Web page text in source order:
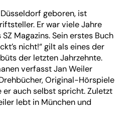
geboren, ist
Er war viele Jahre
Magazins. Sein erstes Buch
nicht!“ gilt als eines der
der letzten Jahrzehnte.
verfasst Jan Weiler
Original-Hörspiele
er auch selbst spricht. Zuletzt
lebt in München und